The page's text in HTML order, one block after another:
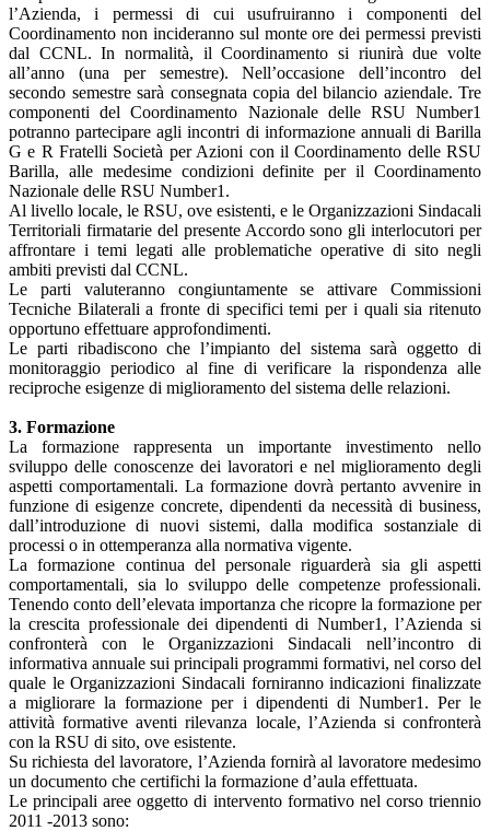
l’Azienda, i permessi di cui usufruiranno i componenti del
Coordinamento non incideranno sul monte ore dei permessi previsti
dal CCNL. In normalità, il Coordinamento si riunirà due volte
all’anno (una per semestre). Nell’occasione dell’incontro del
secondo semestre sarà consegnata copia del bilancio aziendale. Tre
componenti del Coordinamento Nazionale delle RSU Number1
potranno partecipare agli incontri di informazione annuali di Barilla
G e R Fratelli Società per Azioni con il Coordinamento delle RSU
Barilla, alle medesime condizioni definite per il Coordinamento
Nazionale delle RSU Number1.
Al livello locale, le RSU, ove esistenti, e le Organizzazioni Sindacali
Territoriali firmatarie del presente Accordo sono gli interlocutori per
affrontare i temi legati alle problematiche operative di sito negli
ambiti previsti dal CCNL.
Le parti valuteranno congiuntamente se attivare Commissioni
Tecniche Bilaterali a fronte di specifici temi per i quali sia ritenuto
opportuno effettuare approfondimenti.
Le parti ribadiscono che l’impianto del sistema sarà oggetto di
monitoraggio periodico al fine di verificare la rispondenza alle
reciproche esigenze di miglioramento del sistema delle relazioni.
3. Formazione
La formazione rappresenta un importante investimento nello
sviluppo delle conoscenze dei lavoratori e nel miglioramento degli
aspetti comportamentali. La formazione dovrà pertanto avvenire in
funzione di esigenze concrete, dipendenti da necessità di business,
dall’introduzione di nuovi sistemi, dalla modifica sostanziale di
processi o in ottemperanza alla normativa vigente.
La formazione continua del personale riguarderà sia gli aspetti
comportamentali, sia lo sviluppo delle competenze professionali.
Tenendo conto dell’elevata importanza che ricopre la formazione per
la crescita professionale dei dipendenti di Number1, l’Azienda si
confronterà con le Organizzazioni Sindacali nell’incontro di
informativa annuale sui principali programmi formativi, nel corso del
quale le Organizzazioni Sindacali forniranno indicazioni finalizzate
a migliorare la formazione per i dipendenti di Number1. Per le
attività formative aventi rilevanza locale, l’Azienda si confronterà
con la RSU di sito, ove esistente.
Su richiesta del lavoratore, l’Azienda fornirà al lavoratore medesimo
un documento che certifichi la formazione d’aula effettuata.
Le principali aree oggetto di intervento formativo nel corso triennio
2011 -2013 sono: